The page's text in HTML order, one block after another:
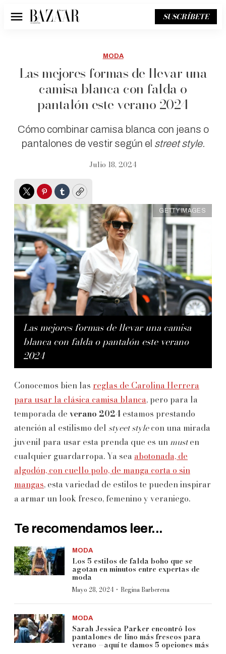
Menú SUSCRÍBETE
MODA
Las mejores formas de llevar una
camisa blanca con falda o
pantalón este verano 2024
Cómo combinar camisa blanca con jeans o
pantalones de vestir según el street style.
Julio 18, 2024
TwitterPinterest
TumblrCopy
Las mejores formas de llevar una camisa
blanca con falda o pantalón este verano
2024
GETTY IMAGES
Conocemos bien las reglas de Carolina Herrera
para usar la clásica camisa blanca, pero para la
temporada de verano 2024 estamos prestando
atención al estilismo del styeet stylecon una mirada
juvenil para usar esta prenda que es un musten
cualquier guardarropa. Ya sea abotonada, de
algodón, con cuello polo, de manga corta o sin
mangas, esta variedad de estilos te pueden inspirar
a armar un look fresco, femenino y veraniego.
Te recomendamos leer...
MODA
Los 5 estilos de falda boho que se
agotan en minutos entre expertas de
moda
Mayo 28, 2024 · Regina Barberena
MODA
Sarah Jessica Parker encontró los
pantalones de lino más frescos para
verano —aquí te damos 5 opciones más